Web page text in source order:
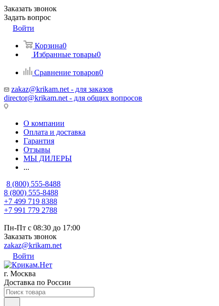
Заказать звонок
Задать вопрос
Войти
Корзина0
Избранные товары0
Сравнение товаров0
zakaz@krikam.net - для заказов
director@krikam.net - для общих вопросов
О компании
Оплата и доставка
Гарантия
Отзывы
МЫ ДИЛЕРЫ
...
8 (800) 555-8488
8 (800) 555-8488
+7 499 719 8388
+7 991 779 2788
Пн-Пт с 08:30 до 17:00
Заказать звонок
zakaz@krikam.net
Войти
г. Москва
Доставка по России